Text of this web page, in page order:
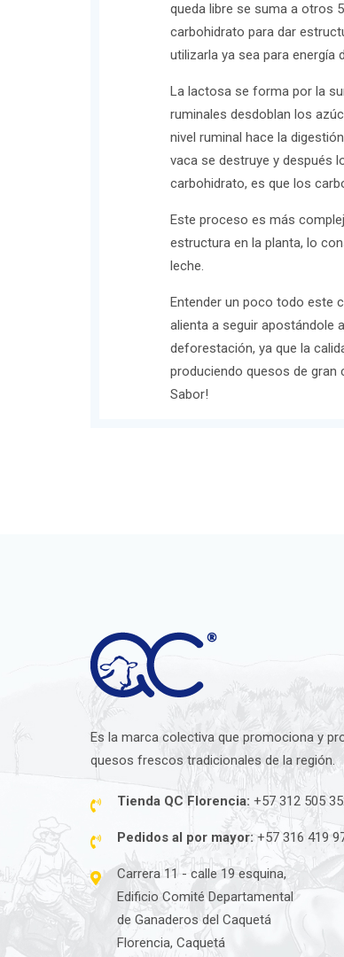
queda libre se suma a otros
carbohidrato para dar
utilizarla ya sea para energía
La lactosa se forma por la
ruminales desdoblan los
nivel ruminal hace la
vaca se destruye y después
carbohidrato, es que los
Este proceso es más
estructura en la planta, lo
leche.
Entender un poco todo este
alienta a seguir apostándole
deforestación, ya que la
produciendo quesos de gran
Sabor!
Es la marca colectiva que promociona y
quesos frescos tradicionales de la región.
Tienda QC Florencia: +57 312 505
Pedidos al por mayor: +57 316 419
Carrera 11 - calle 19 esquina,
Edificio Comité Departamental
de Ganaderos del Caquetá
Florencia, Caquetá